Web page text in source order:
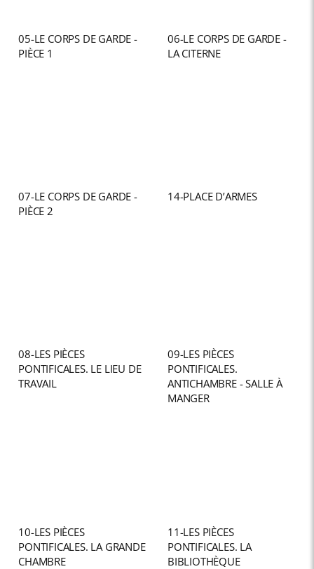
05-LE CORPS DE GARDE -
PIÈCE 1
06-LE CORPS DE GARDE -
LA CITERNE
07-LE CORPS DE GARDE -
PIÈCE 2
14-PLACE D’ARMES
08-LES PIÈCES
PONTIFICALES. LE LIEU DE
TRAVAIL
09-LES PIÈCES
PONTIFICALES.
ANTICHAMBRE - SALLE À
MANGER
10-LES PIÈCES
PONTIFICALES. LA GRANDE
CHAMBRE
11-LES PIÈCES
PONTIFICALES. LA
BIBLIOTHÈQUE